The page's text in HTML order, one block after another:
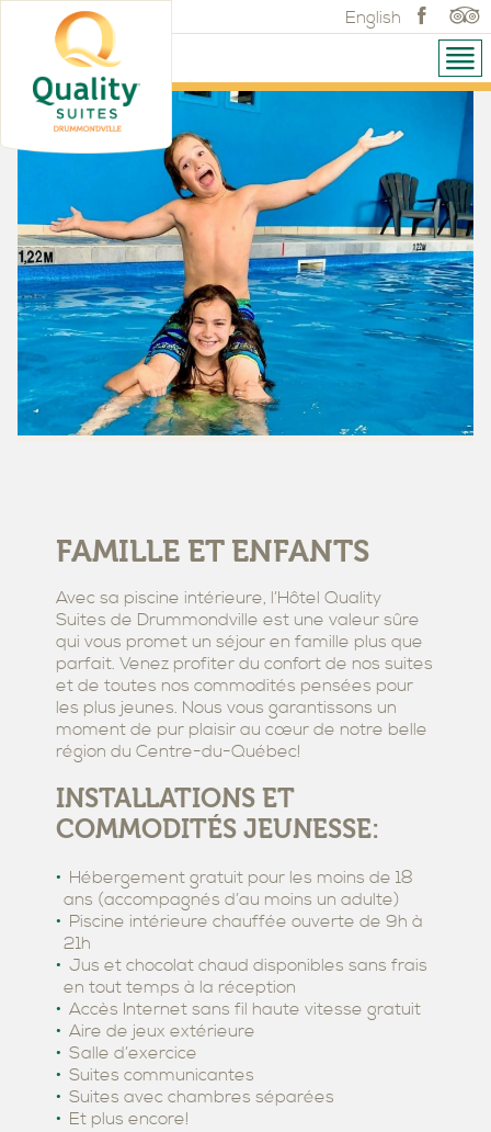
English
FAMILLE ET ENFANTS
Avec sa piscine intérieure, l’Hôtel Quality
Suites de Drummondville est une valeur sûre
qui vous promet un séjour en famille plus que
parfait. Venez profiter du confort de nos suites
et de toutes nos commodités pensées pour
les plus jeunes. Nous vous garantissons un
moment de pur plaisir au cœur de notre belle
région du Centre-du-Québec!
INSTALLATIONS ET
COMMODITÉS JEUNESSE:
Hébergement gratuit pour les moins de 18
ans (accompagnés d’au moins un adulte)
Piscine intérieure chauffée ouverte de 9h à
21h
Jus et chocolat chaud disponibles sans frais
en tout temps à la réception
Accès Internet sans fil haute vitesse gratuit
Aire de jeux extérieure
Salle d’exercice
Suites communicantes
Suites avec chambres séparées
Et plus encore!